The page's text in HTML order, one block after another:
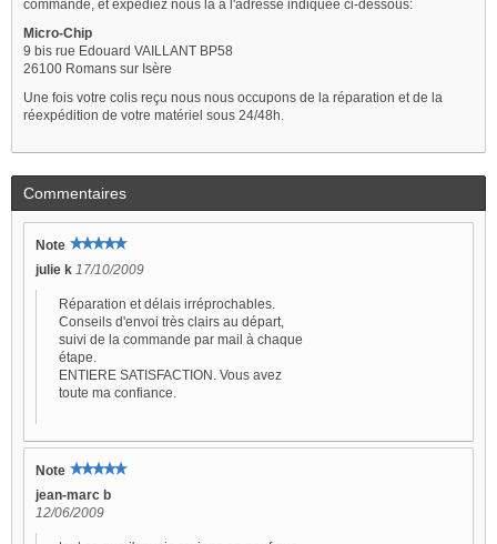
commande, et expédiez nous la à l'adresse indiquée ci-dessous:
Micro-Chip
9 bis rue Edouard VAILLANT BP58
26100 Romans sur Isère
Une fois votre colis reçu nous nous occupons de la réparation et de la
réexpédition de votre matériel sous 24/48h.
Commentaires
Note
julie k 17/10/2009
Réparation et délais irréprochables.
Conseils d'envoi très clairs au départ,
suivi de la commande par mail à chaque
étape.
ENTIERE SATISFACTION. Vous avez
toute ma confiance.
Note
jean-marc b
12/06/2009